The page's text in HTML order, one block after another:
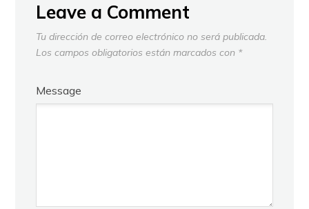
Leave a Comment
Tu dirección de correo electrónico no será publicada.
Los campos obligatorios están marcados con *
Message